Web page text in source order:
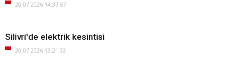
20.07.2026 14:37:57
Silivri'de elektrik kesintisi
20.07.2026 13:21:32